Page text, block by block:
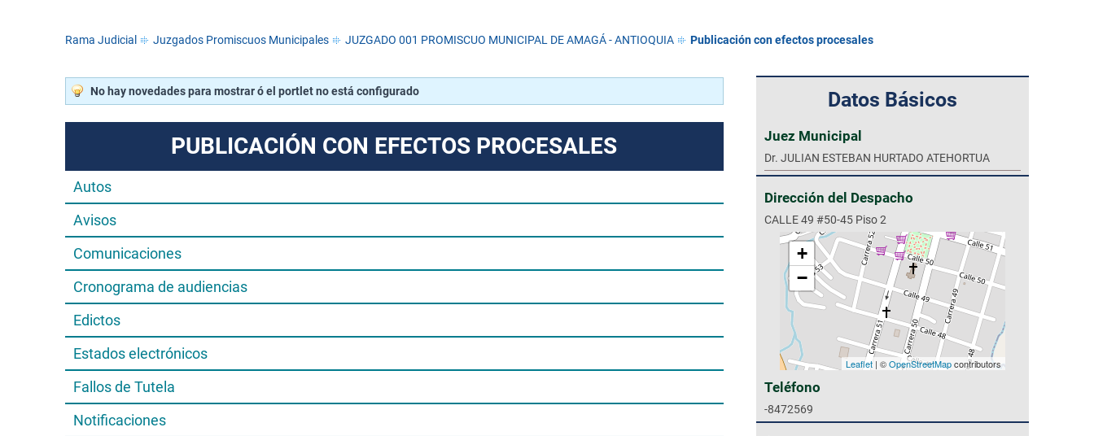
Rama Judicial Juzgados Promiscuos Municipales JUZGADO 001 PROMISCUO MUNICIPAL DE AMAGÁ - ANTIOQUIA Publicación con efectos procesales
No hay novedades para mostrar ó el portlet no está configurado
PUBLICACIÓN CON EFECTOS PROCESALES
Autos
Avisos
Comunicaciones
Cronograma de audiencias
Edictos
Estados electrónicos
Fallos de Tutela
Notificaciones
Datos Básicos
Juez Municipal
Dr. JULIAN ESTEBAN HURTADO ATEHORTUA
Dirección del Despacho
CALLE 49 #50-45 Piso 2
+
−
Leaflet | ©OpenStreetMapcontributors
Teléfono
-8472569